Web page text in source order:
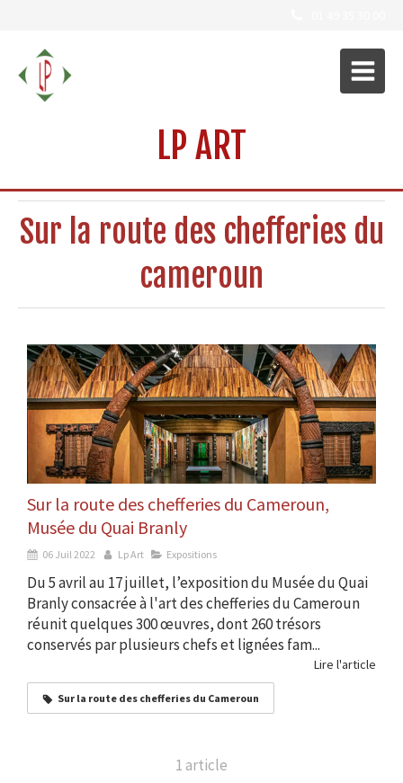
LP ART
Sur la route des chefferies du
cameroun
Sur la route des chefferies du Cameroun,
Musée du Quai Branly
06 Juil 2022 Lp Art Expositions
Du 5 avril au 17 juillet, l’exposition du Musée du Quai
Branly consacrée à l'art des chefferies du Cameroun
réunit quelques 300 œuvres, dont 260 trésors
conservés par plusieurs chefs et lignées fam...
Lire l'article
Sur la route des chefferies du Cameroun
1 article